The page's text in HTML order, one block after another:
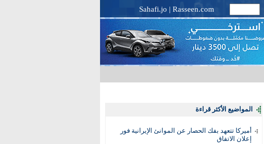
Sahafi.jo | Rasseen.com
المواضيع الأكثر قراءة
أميركا تتعهد بفك الحصار عن الموانئ الإيرانية فور
إعلان الاتفاق